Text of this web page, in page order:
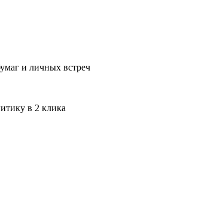
и личных встреч
в 2 клика